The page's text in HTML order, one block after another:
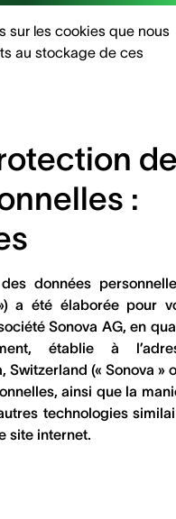
sur les cookies que nous
au stockage de ces
:
données
a été élaborée pour
Sonova AG, en
établie à
Switzerland (« Sonova »
ainsi que la
technologies
site internet.